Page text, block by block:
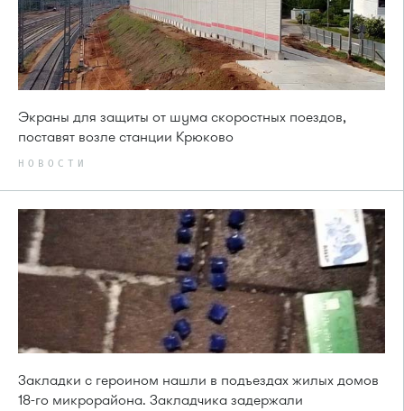
Экраны для защиты от шума скоростных поездов,
поставят возле станции Крюково
НОВОСТИ
Закладки с героином нашли в подъездах жилых домов
18-го микрорайона. Закладчика задержали